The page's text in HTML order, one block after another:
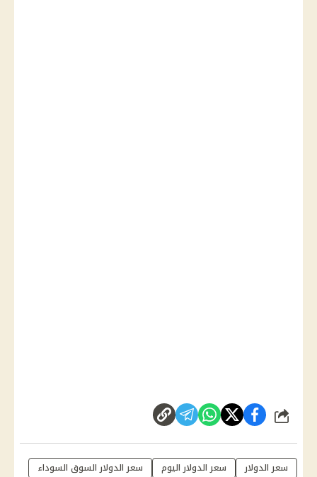
شارك
سعر الدولار سعر الدولار اليوم
سعر الدولار السوق السوداء